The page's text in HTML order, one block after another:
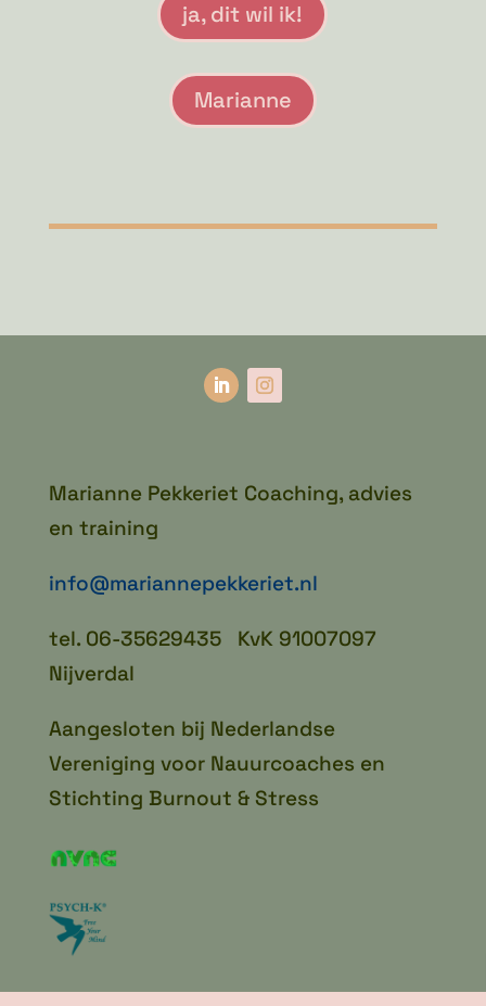
ja, dit wil ik!
Marianne
Marianne Pekkeriet Coaching, advies
en training
info@mariannepekkeriet.nl
tel. 06-35629435 KvK 91007097
Nijverdal
Aangesloten bij Nederlandse
Vereniging voor Nauurcoaches en
Stichting Burnout & Stress